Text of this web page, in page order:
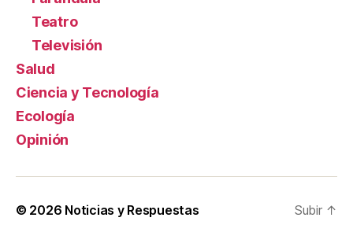
Teatro
Televisión
Salud
Ciencia y Tecnología
Ecología
Opinión
© 2026 Noticias y Respuestas Subir ↑